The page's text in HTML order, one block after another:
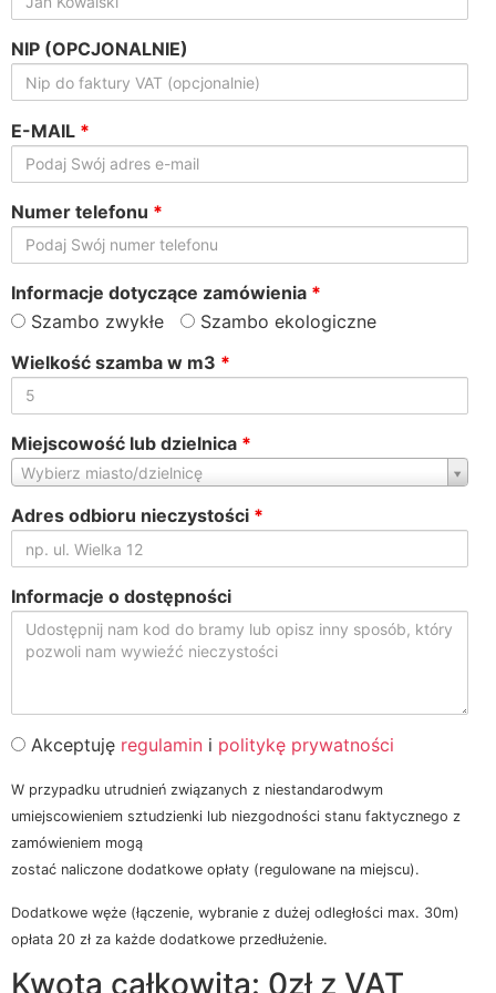
NIP (OPCJONALNIE)
E-MAIL *
Numer telefonu *
Informacje dotyczące zamówienia *
Szambo zwykłe
Szambo ekologiczne
Wielkość szamba w m3 *
Miejscowość lub dzielnica *
Wybierz miasto/dzielnicę
Miejscowość
lub
*
Adres odbioru nieczystości *
Informacje o dostępności
regulamin
Akceptuję regulamin i politykę prywatności
W przypadku utrudnień związanych z niestandarodwym
umiejscowieniem sztudzienki lub niezgodności stanu faktycznego z
zamówieniem mogą
zostać naliczone dodatkowe opłaty (regulowane na miejscu).
Dodatkowe węże (łączenie, wybranie z dużej odległości max. 30m)
opłata 20 zł za każde dodatkowe przedłużenie.
Kwota całkowita: 0zł z VAT